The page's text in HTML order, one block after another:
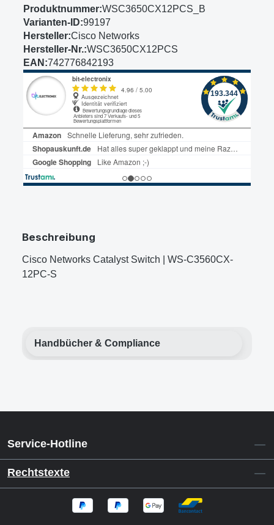
Produktnummer:WSC3650CX12PCS_B
Varianten-ID:99197
Hersteller:Cisco Networks
Hersteller-Nr.:WSC3650CX12PCS
EAN:742776842193
Beschreibung
Cisco Networks Catalyst Switch | WS-C3560CX-
12PC-S
Handbücher & Compliance
Service-Hotline
Rechtstexte